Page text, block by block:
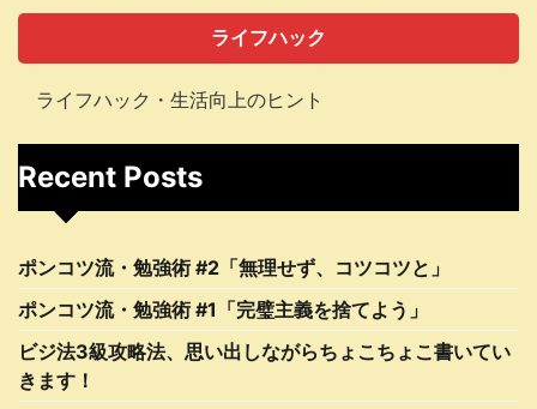
ライフハック
ライフハック・生活向上のヒント
Recent Posts
ポンコツ流・勉強術 #2「無理せず、コツコツと」
ポンコツ流・勉強術 #1「完璧主義を捨てよう」
ビジ法3級攻略法、思い出しながらちょこちょこ書いてい
きます！